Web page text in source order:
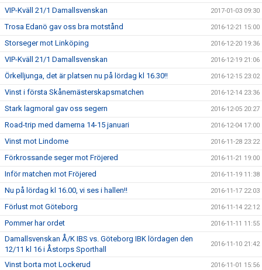
VIP-Kväll 21/1 Damallsvenskan 2017-01-03 09:30
Trosa Edanö gav oss bra motstånd 2016-12-21 15:00
Storseger mot Linköping 2016-12-20 19:36
VIP-Kväll 21/1 Damallsvenskan 2016-12-19 21:06
Örkelljunga, det är platsen nu på lördag kl 16.30!! 2016-12-15 23:02
Vinst i första Skånemästerskapsmatchen 2016-12-14 23:36
Stark lagmoral gav oss segern 2016-12-05 20:27
Road-trip med damerna 14-15 januari 2016-12-04 17:00
Vinst mot Lindome 2016-11-28 23:22
Förkrossande seger mot Fröjered 2016-11-21 19:00
Inför matchen mot Fröjered 2016-11-19 11:38
Nu på lördag kl 16.00, vi ses i hallen!! 2016-11-17 22:03
Förlust mot Göteborg 2016-11-14 22:12
Pommer har ordet 2016-11-11 11:55
Damallsvenskan Å/K IBS vs. Göteborg IBK lördagen den
12/11 kl 16 i Åstorps Sporthall
2016-11-10 21:42
Vinst borta mot Lockerud 2016-11-01 15:56